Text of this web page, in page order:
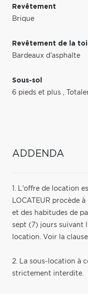
Revêtement
Brique
Revêtement de la
Bardeaux d'asphalte
Sous-sol
6 pieds et plus ,
ADDENDA
1. L'offre de location
LOCATEUR procède
et des habitudes de
sept (7) jours suivant
location. Voir la
2. La sous-location à
strictement interdite.